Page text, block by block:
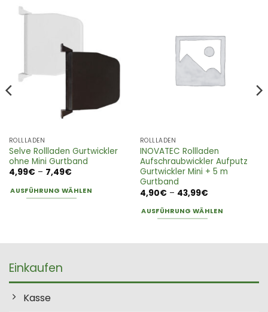
ROLLLADEN
Selve Rollladen Gurtwickler
ohne Mini Gurtband
4,99€ – 7,49€Preisspanne:
bis
7,49€
AUSFÜHRUNG WÄHLEN
mehrere
auf.
Die
Optionen
ROLLLADEN
INOVATEC Rollladen
Aufschraubwickler Aufputz
Gurtwickler Mini + 5 m
Gurtband
4,90€ – 43,99€Preisspanne:
bis
43,99€
AUSFÜHRUNG WÄHLEN
Einkaufen
Kasse